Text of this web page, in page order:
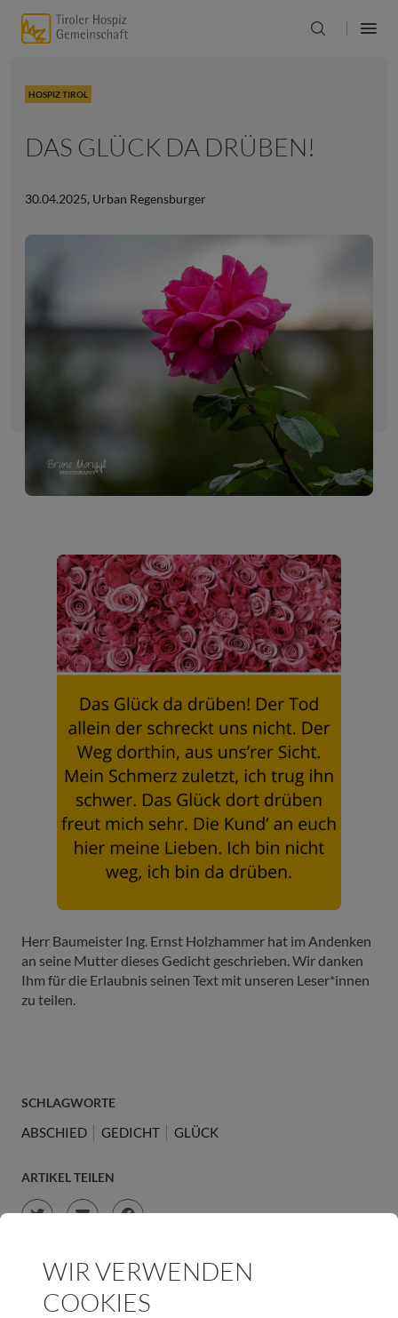
HOSPIZ TIROL
DAS GLÜCK DA DRÜBEN!
30.04.2025, Urban Regensburger
Herr Baumeister Ing. Ernst Holzhammer hat im Andenken
an seine Mutter dieses Gedicht geschrieben. Wir danken
Ihm für die Erlaubnis seinen Text mit unseren Leser*innen
zu teilen.
SCHLAGWORTE
ABSCHIED GEDICHT GLÜCK
ARTIKEL TEILEN
JETZT ONLINE SPENDEN & LIEBEVOLLE BEGLEITUNG
WIR VERWENDEN
COOKIES